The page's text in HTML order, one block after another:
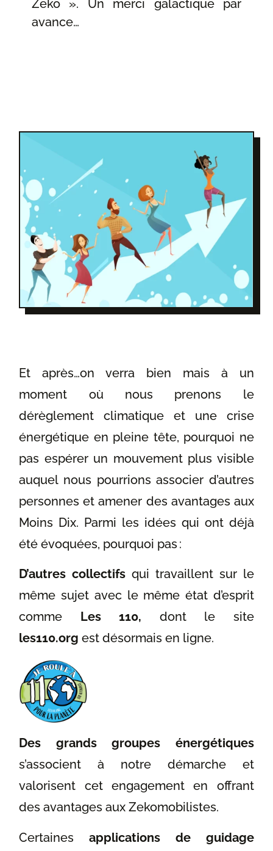
Zeko ». Un merci galactique par
avance…
Et après…on verra bien mais à un
moment où nous prenons le
dérèglement climatique et une crise
énergétique en pleine tête, pourquoi ne
pas espérer un mouvement plus visible
auquel nous pourrions associer d’autres
personnes et amener des avantages aux
Moins Dix. Parmi les idées qui ont déjà
été évoquées, pourquoi pas :
D’autres collectifs qui travaillent sur le
même sujet avec le même état d’esprit
comme Les 110, dont le site
les110.org est désormais en ligne.
Des grands groupes énergétiques
s’associent à notre démarche et
valorisent cet engagement en offrant
des avantages aux Zekomobilistes.
Certainesapplications de guidage